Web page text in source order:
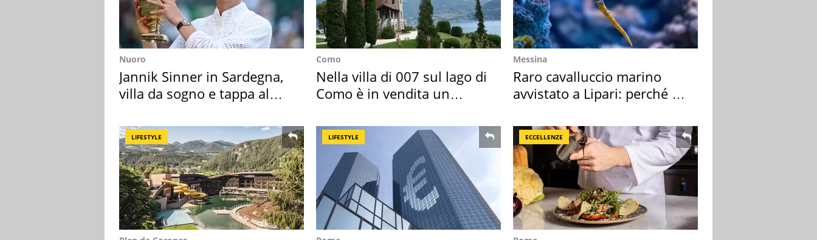
Nuoro
Jannik Sinner in Sardegna,
villa da sogno e tappa al
Como
Nella villa di 007 sul lago di
Como è in vendita un
Messina
Raro cavalluccio marino
avvistato a Lipari: perché è
LIFESTYLE LIFESTYLE ECCELLENZE